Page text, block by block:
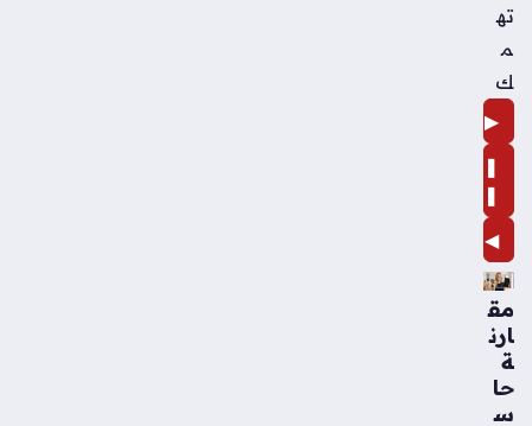
ته
م
ك
▶
❚
❚
◀
مق
ارن
ة
حا
س